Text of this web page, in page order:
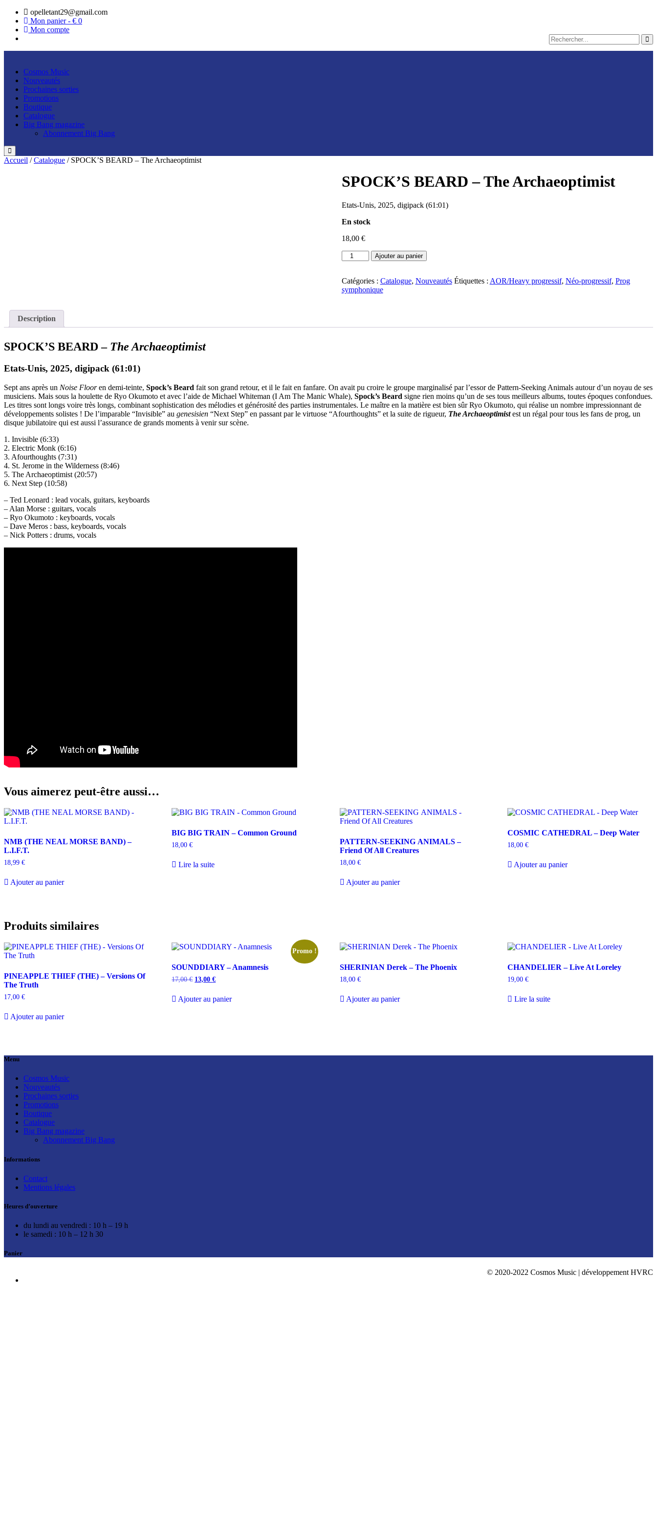
opelletant29@gmail.com
Mon panier - € 0
Mon compte
Cosmos Music
Nouveautés
Prochaines sorties
Promotions
Boutique
Catalogue
Big Bang magazine
Abonnement Big Bang
Accueil /Catalogue / SPOCK’S BEARD – The Archaeoptimist
SPOCK’S BEARD – The Archaeoptimist
Etats-Unis, 2025, digipack (61:01)
En stock
18,00 €
quantité
de
BEARD
-
Ajouter au panier
Catégories : Catalogue, Nouveautés Étiquettes : AOR/Heavy progressif, Néo-progressif, Prog
symphonique
Description
SPOCK’S BEARD – The Archaeoptimist
Etats-Unis, 2025, digipack (61:01)
Sept ans après un Noise Flooren demi-teinte, Spock’s Beard fait son grand retour, et il le fait en fanfare. On avait pu croire le groupe marginalisé par l’essor de Pattern-Seeking Animals autour d’un noyau de ses
musiciens. Mais sous la houlette de Ryo Okumoto et avec l’aide de Michael Whiteman (I Am The Manic Whale), Spock’s Beard signe rien moins qu’un de ses tous meilleurs albums, toutes époques confondues.
Les titres sont longs voire très longs, combinant sophistication des mélodies et générosité des parties instrumentales. Le maître en la matière est bien sûr Ryo Okumoto, qui réalise un nombre impressionnant de
développements solistes ! De l’imparable “Invisible” au genesisien “Next Step” en passant par le virtuose “Afourthoughts” et la suite de rigueur, The Archaeoptimistest un régal pour tous les fans de prog, un
disque jubilatoire qui est aussi l’assurance de grands moments à venir sur scène.
1. Invisible (6:33)
2. Electric Monk (6:16)
3. Afourthoughts (7:31)
4. St. Jerome in the Wilderness (8:46)
5. The Archaeoptimist (20:57)
6. Next Step (10:58)
– Ted Leonard : lead vocals, guitars, keyboards
– Alan Morse : guitars, vocals
– Ryo Okumoto : keyboards, vocals
– Dave Meros : bass, keyboards, vocals
– Nick Potters : drums, vocals
Vous aimerez peut-être aussi…
NMB (THE NEAL MORSE BAND) –
L.I.F.T.
18,99 €
Ajouter au panier
BIG BIG TRAIN – Common Ground
18,00€
Lire la suite
PATTERN-SEEKING ANIMALS –
Friend Of All Creatures
18,00 €
Ajouter au panier
COSMIC CATHEDRAL – Deep Water
18,00 €
Ajouter au panier
Produits similaires
PINEAPPLE THIEF (THE) – Versions Of
The Truth
17,00 €
Ajouter au panier
Promo !
SOUNDDIARY – Anamnesis
17,00€ Le
était :
13,00€Le
actuel
est :
Ajouter au panier
SHERINIAN Derek – The Phoenix
18,00 €
Ajouter au panier
CHANDELIER – Live At Loreley
19,00 €
Lire la suite
Menu
Cosmos Music
Nouveautés
Prochaines sorties
Promotions
Boutique
Catalogue
Big Bang magazine
Abonnement Big Bang
Informations
Contact
Mentions légales
Heures d’ouverture
du lundi au vendredi : 10 h – 19 h
le samedi : 10 h – 12 h 30
Panier
© 2020-2022 Cosmos Music | développement HVRC